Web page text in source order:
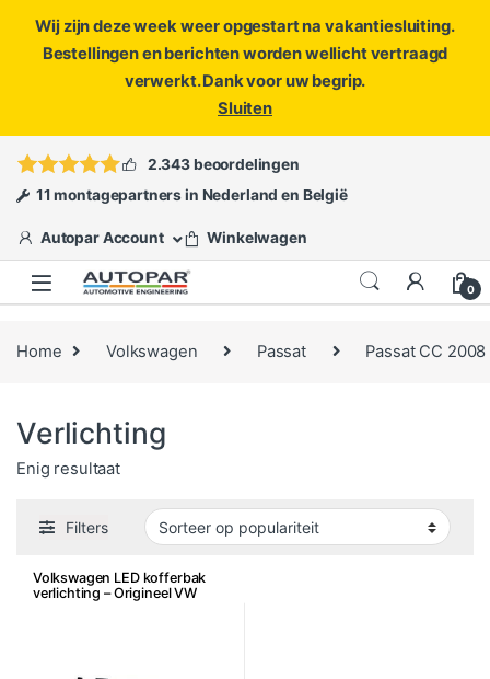
Wij zijn deze week weer opgestart na vakantiesluiting.
Bestellingen en berichten worden wellicht vertraagd
verwerkt. Dank voor uw begrip.
Sluiten
ofopen een ticket
2.343 beoordelingen
11 montagepartners in Nederland en België
Autopar Account Winkelwagen
0
Home Volkswagen Passat Passat CC
Verlichting
Enig resultaat
Filters
Volkswagen LED kofferbak
verlichting – Origineel VW